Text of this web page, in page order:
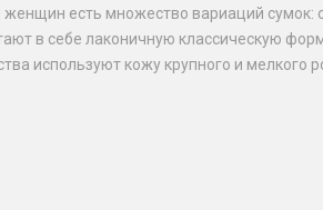
есть множество вариаций сумок:
в себе лаконичную классическую
используют кожу крупного и мелкого